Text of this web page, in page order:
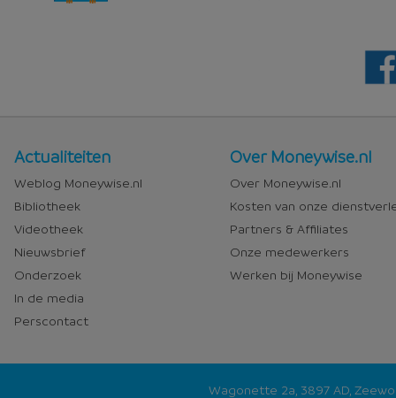
Nieuws
en
media
Actualiteiten
Weblog Moneywise.nl
Bibliotheek
Videotheek
Nieuwsbrief
Onderzoek
In de media
Perscontact
Over
Moneywise
Over Moneywise.nl
Over Moneywise.nl
Kosten van onze
Partners & Affiliates
Onze medewerkers
Werken bij Moneywise
Wagonette 2a, 3897 AD,